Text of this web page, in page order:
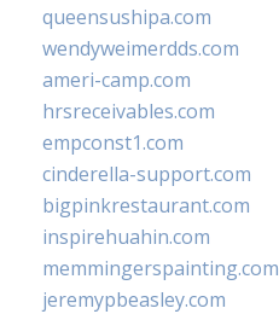
queensushipa.com
wendyweimerdds.com
ameri-camp.com
hrsreceivables.com
empconst1.com
cinderella-support.com
bigpinkrestaurant.com
inspirehuahin.com
memmingerspainting.com
jeremypbeasley.com